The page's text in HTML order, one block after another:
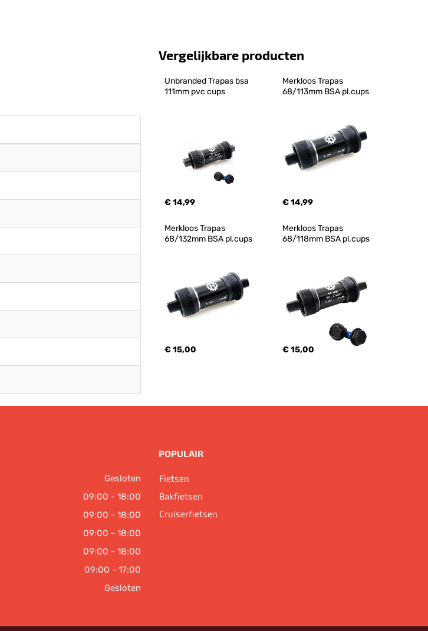
Vergelijkbare producten
Unbranded Trapas bsa
111mm pvc cups
€ 14,99
Merkloos Trapas
68/113mm BSA pl.cups
€ 14,99
Merkloos Trapas
68/132mm BSA pl.cups
€ 15,00
Merkloos Trapas
68/118mm BSA pl.cups
€ 15,00
Gesloten
09:00 - 18:00
09:00 - 18:00
09:00 - 18:00
09:00 - 18:00
09:00 - 17:00
Gesloten
POPULAIR
Fietsen
Bakfietsen
Cruiserfietsen